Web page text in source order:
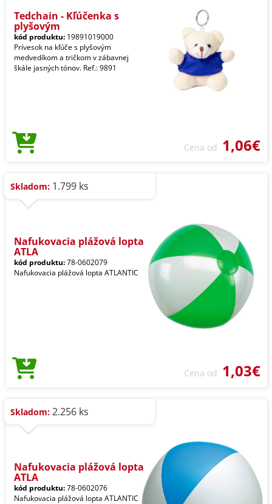
Tedchain - Kľúčenka s
plyšovým
kód produktu: 19891019000
Prívesok na kľúče s plyšovým
medvedíkom a tričkom v zábavnej
škále jasných tónov. Ref.: 9891
Cena od 1,06€
Skladom: 1.799 ks
Nafukovacia plážová lopta
ATLA
kód produktu:78-0602079
Nafukovacia plážová lopta ATLANTIC
Cena od 1,03€
Skladom: 2.256 ks
Nafukovacia plážová lopta
ATLA
kód produktu:78-0602076
Nafukovacia plážová lopta ATLANTIC